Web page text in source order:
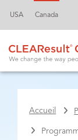
USA Canada
Accueil